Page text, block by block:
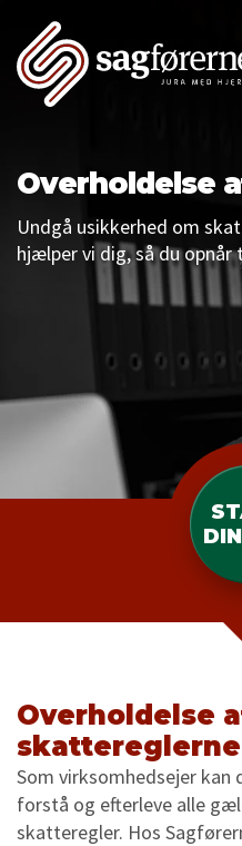
Overholdelse
Undgå usikkerhed om
hjælper vi dig, så du opnår
Overholdelse
skattereglerne
Som virksomhedsejer
forstå og efterleve alle
skatteregler. Hos